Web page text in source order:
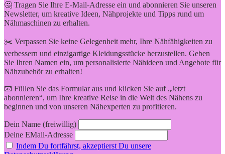
🤔 Tragen Sie Ihre E-Mail-Adresse ein und abonnieren Sie unseren
Newsletter, um kreative Ideen, Nähprojekte und Tipps rund um
Nähmaschinen zu erhalten.
✂️ Verpassen Sie keine Gelegenheit mehr, Ihre Nähfähigkeiten zu
verbessern und einzigartige Kleidungsstücke herzustellen. Geben
Sie Ihren Namen ein, um personalisierte Nähideen und Angebote für
Nähzubehör zu erhalten!
📧 Füllen Sie das Formular aus und klicken Sie auf „Jetzt
abonnieren“, um Ihre kreative Reise in die Welt des Nähens zu
beginnen und von unseren Nähexperten zu profitieren.
Dein Name (freiwillig)
Deine EMail-Adresse
Indem Du fortfährst, akzeptierst Du unsere